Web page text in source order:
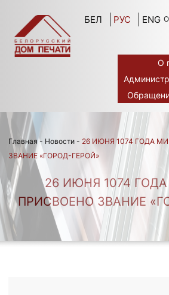
БЕЛ РУС ENG
О
Главная- Новости - 26 ИЮНЯ 1074 ГОДА
ЗВАНИЕ «ГОРОД-ГЕРОЙ»
26 ИЮНЯ 1074
ПРИСВОЕНО ЗВАНИЕ